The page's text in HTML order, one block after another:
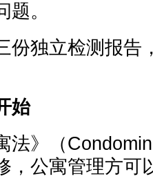
。
份独立检测报告
始
法》（
，公寓管理方可